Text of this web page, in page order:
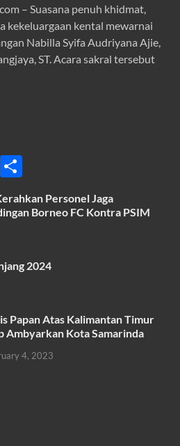
– Suasana penuh khidmat,
kekeluargaan kental mewarnai
Nabilla Syifa Audriyana Ajie,
ST. Acara sakral tersebut
G
h
arPersonel Jaga
Borneo FC Kontra PSIM
2024
Papan Atas Kalimantan Timur
Ambyarkan Kota Samarinda
4, 2023